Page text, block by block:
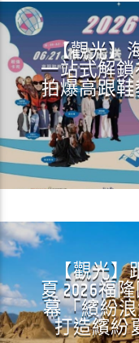
【觀光】
一站式解鎖
拍爆高跟
【觀光】
夏 2026福
幕「繽紛浪
打造繽紛